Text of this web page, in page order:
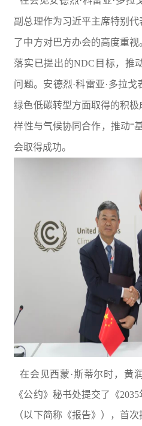
副总理作为习近平主席特别
了中方对巴方办会的高度重视
落实已提出的NDC目标，推
问题。安德烈·科雷亚·多拉
绿色低碳转型方面取得的积
样性与气候协同合作，推动“
会取得成功。
在会见西蒙·斯蒂尔时，黄
《公约》秘书处提交了《
（以下简称《报告》），首